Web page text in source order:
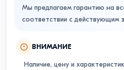
Мы предлагаем гарантию на
соответствии с действующим
ВНИМАНИЕ
Наличие, цену и